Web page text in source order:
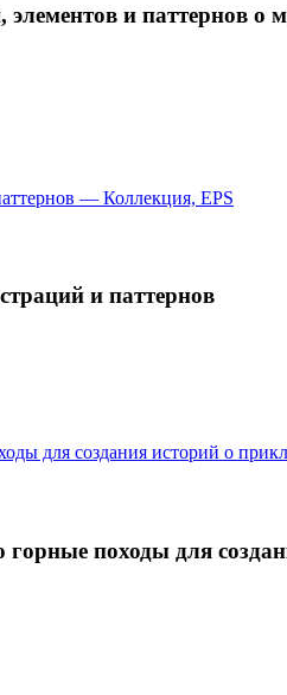
и паттернов
и паттернов
походы для